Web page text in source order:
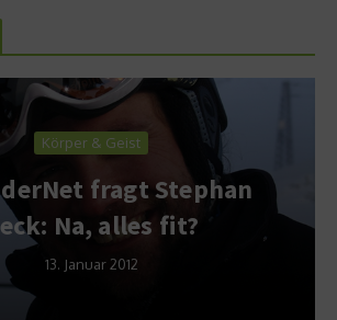
Körper & Geist
fragt Stephan
Na, alles fit?
13. Januar 2012